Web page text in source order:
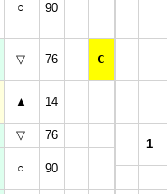
○ 90
▽ 76 C
▲ 14
▽ 76
○ 90
1